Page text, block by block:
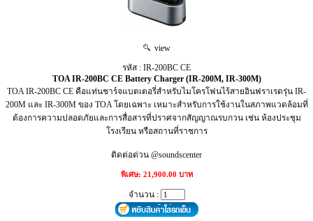
view
รหัส : IR-200BC CE
TOA IR-200BC CE Battery Charger (IR-200M, IR-300M)
TOA IR-200BC CE คือแท่นชาร์จแบตเตอรี่สำหรับไมโครโฟนไร้สายอินฟราเรดรุ่น IR-
200M และ IR-300M ของ TOA โดยเฉพาะ เหมาะสำหรับการใช้งานในสภาพแวดล้อมที่
ต้องการความปลอดภัยและการสื่อสารที่ปราศจากสัญญาณรบกวน เช่น ห้องประชุม
โรงเรียน หรือสถานที่ราชการ
ติดต่อด่วน @soundscenter
พิเศษ: 21,900.00 บาท
จำนวน :